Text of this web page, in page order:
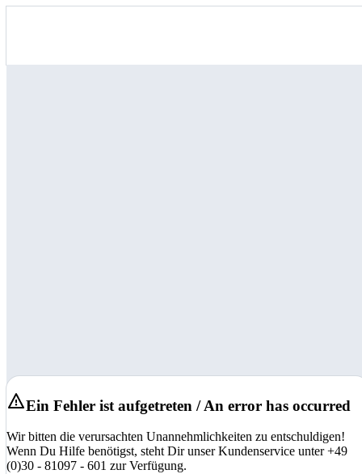
Ein Fehler ist aufgetreten / An error has occurred
Wir bitten die verursachten Unannehmlichkeiten zu entschuldigen!
Wenn Du Hilfe benötigst, steht Dir unser Kundenservice unter +49
(0)30 - 81097 - 601 zur Verfügung.